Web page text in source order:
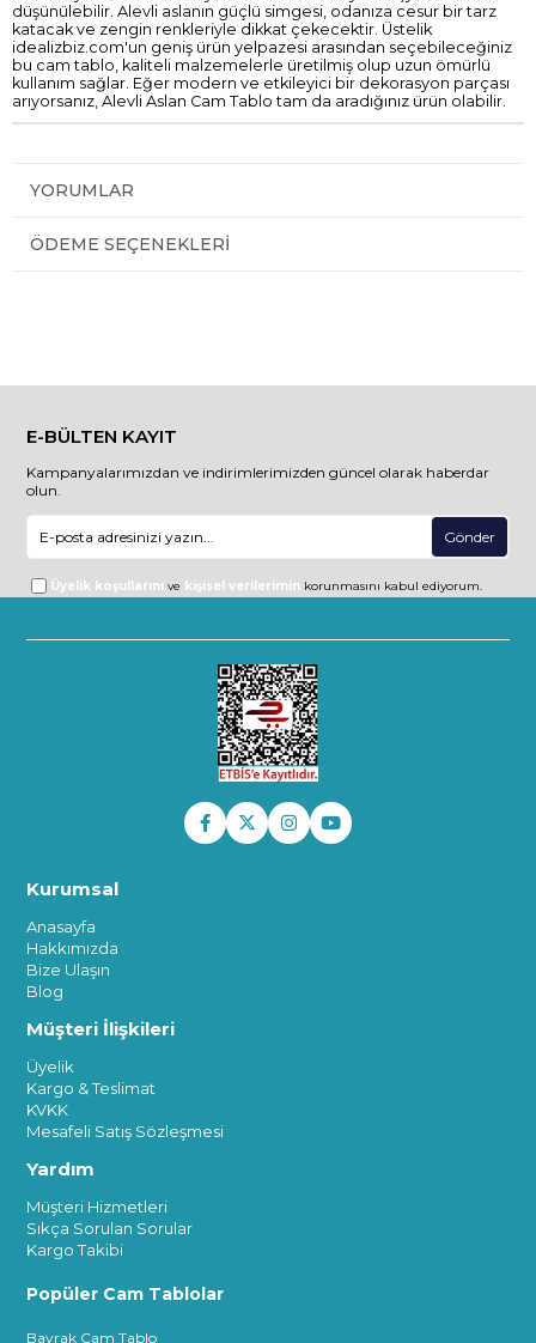
düşünülebilir. Alevli aslanın güçlü simgesi, odanıza cesur bir tarz
katacak ve zengin renkleriyle dikkat çekecektir. Üstelik
idealizbiz.com'un geniş ürün yelpazesi arasından seçebileceğiniz
bu cam tablo, kaliteli malzemelerle üretilmiş olup uzun ömürlü
kullanım sağlar. Eğer modern ve etkileyici bir dekorasyon parçası
arıyorsanız, Alevli Aslan Cam Tablo tam da aradığınız ürün olabilir.
YORUMLAR
ÖDEME SEÇENEKLERI
E-BÜLTEN KAYIT
Kampanyalarımızdan ve indirimlerimizden güncel olarak haberdar
olun.
Gönder
Üyelik koşullarını ve kişisel verilerimin korunmasını kabul ediyorum.
Kurumsal
Anasayfa
Hakkımızda
Bize Ulaşın
Blog
Müşteri İlişkileri
Üyelik
Kargo & Teslimat
KVKK
Mesafeli Satış Sözleşmesi
Yardım
Müşteri Hizmetleri
Sıkça Sorulan Sorular
Kargo Takibi
Popüler Cam Tablolar
Bayrak Cam Tablo